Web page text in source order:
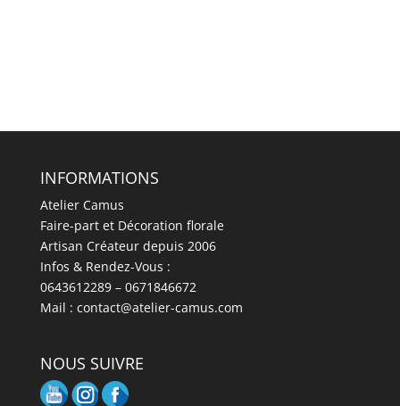
INFORMATIONS
Atelier Camus
Faire-part et Décoration florale
Artisan Créateur depuis 2006
Infos & Rendez-Vous :
0643612289 – 0671846672
Mail : contact@atelier-camus.com
NOUS SUIVRE